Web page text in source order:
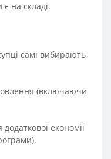
є на складі.
самі вибирають
(включаючи
економії